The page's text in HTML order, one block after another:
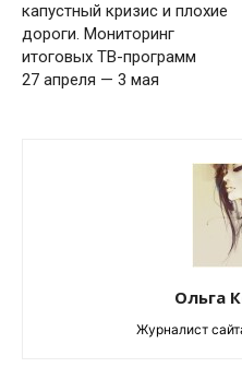
капустный кризис и плохие
дороги. Мониторинг
итоговых ТВ-программ
27 апреля — 3 мая
Ольга
Журналист